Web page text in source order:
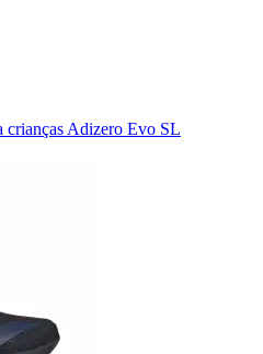
crianças Adizero Evo SL